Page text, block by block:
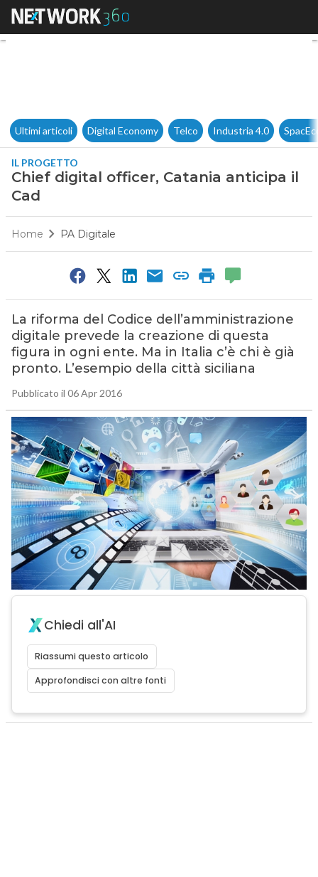
Chief digital officer, Catania
Ultimi articoli Digital Economy Telco Industria 4.0
IL PROGETTO
Chief digital officer, Catania anticipa il
Cad
Home PA Digitale
La riforma del Codice dell’amministrazione
digitale prevede la creazione di questa
figura in ogni ente. Ma in Italia c’è chi è già
pronto. L’esempio della città siciliana
Pubblicato il 06 Apr 2016
Chiedi all'AI
Riassumi questo articolo
Approfondisci con altre fonti